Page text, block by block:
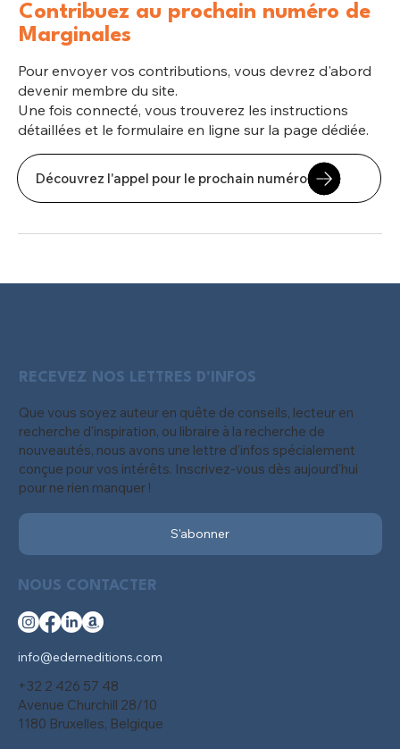
Contribuez au prochain numéro de
Marginales
Pour envoyer vos contributions, vous devrez d'abord
devenir membre du site.
Une fois connecté, vous trouverez les instructions
détaillées et le formulaire en ligne sur la page dédiée.
Découvrez l'appel pour le prochain numéro
NOUS CONTACTER
info@ederneditions.com
+32 2 426 57 48
Avenue Churchill 28/10
1180 Bruxelles, Belgique
RECEVEZ NOS LETTRES D'INFOS
Que vous soyez auteur en quête de conseils, lecteur en
recherche d'inspiration, ou libraire à la recherche de
nouveautés, nous avons une lettre d'infos spécialement
conçue pour vos intérêts. Inscrivez-vous dès aujourd'hui
pour ne rien manquer !
S'abonner